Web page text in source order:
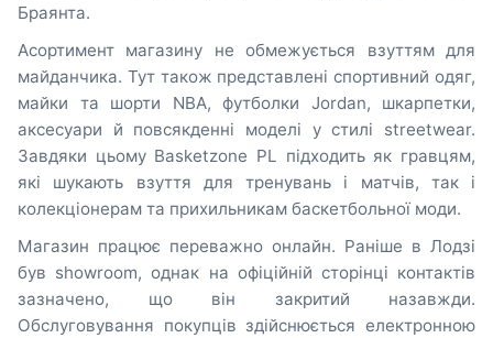
Браянта.
Асортимент магазину не обмежується взуттям для
майданчика. Тут також представлені спортивний одяг,
майки та шорти NBA, футболки Jordan, шкарпетки,
аксесуари й повсякденні моделі у стилі streetwear.
Завдяки цьому Basketzone PL підходить як гравцям,
які шукають взуття для тренувань і матчів, так і
колекціонерам та прихильникам баскетбольної моди.
Магазин працює переважно онлайн. Раніше в Лодзі
був showroom, однак на офіційній сторінці контактів
зазначено, що він закритий назавжди.
Обслуговування покупців здійснюється електронною